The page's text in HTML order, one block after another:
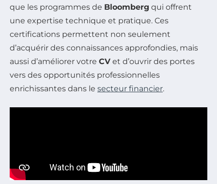
que les programmes de Bloomberg qui offrent
une expertise technique et pratique. Ces
certifications permettent non seulement
d’acquérir des connaissances approfondies, mais
aussi d’améliorer votre CV et d’ouvrir des portes
vers des opportunités professionnelles
enrichissantes dans le secteur financier.